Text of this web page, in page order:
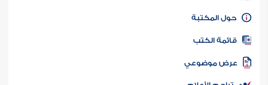
كتاب الأمة
المكتبة
الكتب